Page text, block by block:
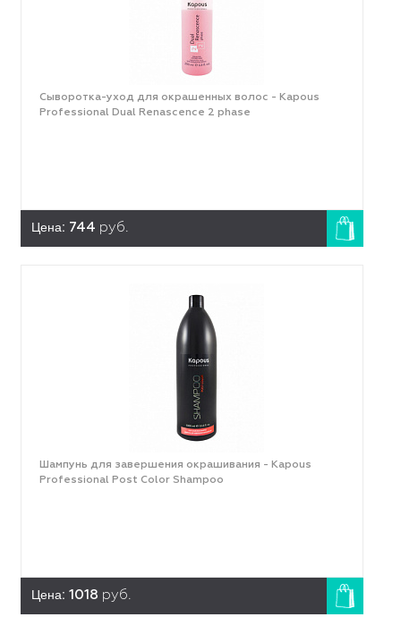
Сыворотка-уход для окрашенных волос - Kapous
Professional Dual Renascence 2 phase
Цена: 744 руб.
Шампунь для завершения окрашивания - Kapous
Professional Post Color Shampoo
Цена: 1018 руб.